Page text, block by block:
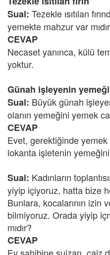
Sual: Tezekle ısıtılan
yemekte mahzur var
CEVAP
Necaset yanınca, külü
yoktur.
Günah işleyenin yemeği
Sual: Büyük günah
olanın yemeğini yemek
CEVAP
Evet, gerektiğinde
lokanta işletenin
Sual: Kadınların
yiyip içiyoruz, hatta bize
Bunlara, kocalarının izin
bilmiyoruz. Orada yiyip
mıdır?
CEVAP